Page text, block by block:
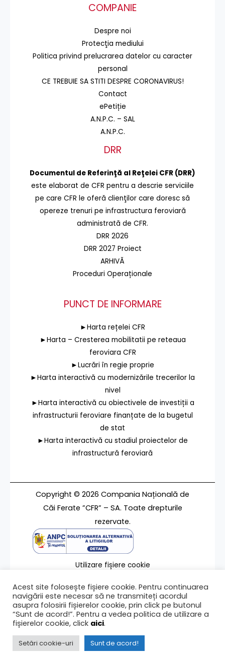
COMPANIE
Despre noi
Protecţia mediului
Politica privind prelucrarea datelor cu caracter
personal
CE TREBUIE SA STITI DESPRE CORONAVIRUS!
Contact
ePetiție
A.N.P.C. – SAL
A.N.P.C.
DRR
Documentul de Referinţă al Reţelei CFR (DRR)
este elaborat de CFR pentru a descrie serviciile
pe care CFR le oferă clienţilor care doresc să
opereze trenuri pe infrastructura feroviară
administrată de CFR.
DRR 2026
DRR 2027 Proiect
ARHIVĂ
Proceduri Operaționale
PUNCT DE INFORMARE
►Harta rețelei CFR
►Harta – Cresterea mobilitatii pe reteaua
feroviara CFR
►Lucrări în regie proprie
►Harta interactivă cu modernizările trecerilor la
nivel
►Harta interactivă cu obiectivele de investiții a
infrastructurii feroviare finanțate de la bugetul
de stat
►Harta interactivă cu stadiul proiectelor de
infrastructură feroviară
Copyright © 2026 Compania Națională de
Căi Ferate ”CFR” – SA. Toate drepturile
rezervate.
Utilizare fișiere cookie
Contact
Ultima modificare a paginii 31/07/2024
Acest site folosește fișiere cookie. Pentru continuarea
navigării este necesar să ne transmiteți acordul
asupra folosirii fișierelor cookie, prin click pe butonul
“Sunt de acord!”. Pentru a vedea politica de utilizare a
fișierelor cookie, click aici.
Setări cookie-uri Sunt de acord!